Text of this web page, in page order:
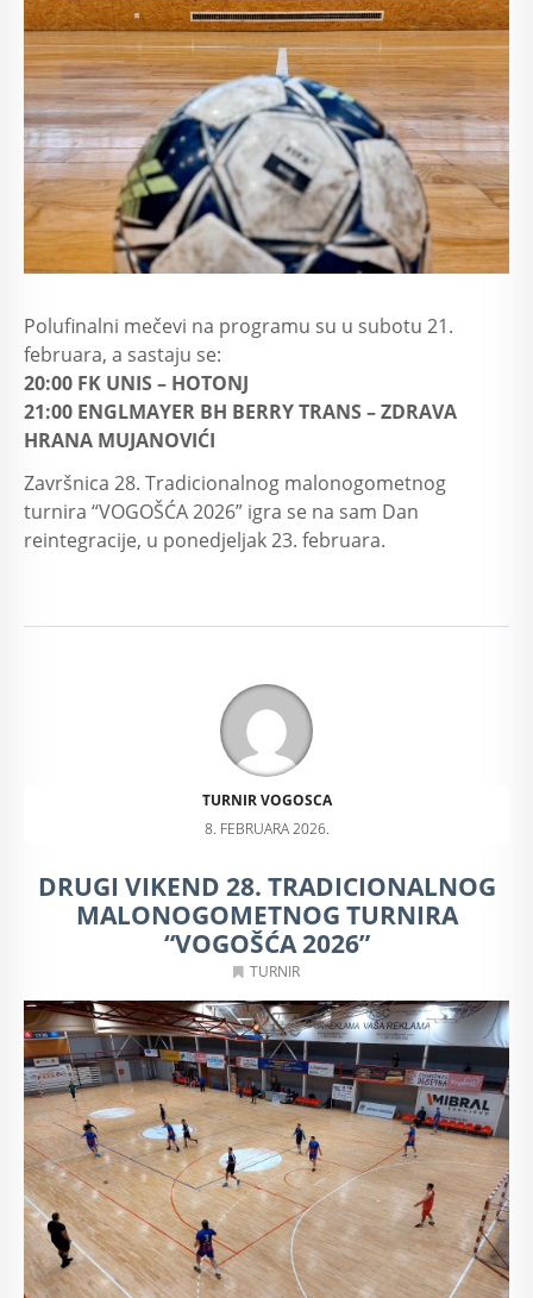
Polufinalni mečevi na programu su u subotu 21.
februara, a sastaju se:
20:00 FK UNIS – HOTONJ
21:00 ENGLMAYER BH BERRY TRANS – ZDRAVA
HRANA MUJANOVIĆI
Završnica 28. Tradicionalnog malonogometnog
turnira “VOGOŠĆA 2026” igra se na sam Dan
reintegracije, u ponedjeljak 23. februara.
TURNIR VOGOSCA
8. FEBRUARA 2026.
DRUGI VIKEND 28. TRADICIONALNOG
MALONOGOMETNOG TURNIRA
“VOGOŠĆA 2026”
TURNIR